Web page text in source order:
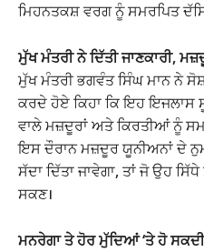
ਮਿਹਨਤਕਸ਼ ਵਰਗ ਨੂੰ ਸਮਰਪਿਤ
ਮੁੱਖ ਮੰਤਰੀ ਨੇ ਦਿੱਤੀ ਜਾਣਕਾਰੀ,
ਮੁੱਖ ਮੰਤਰੀ ਭਗਵੰਤ ਸਿੰਘ ਮਾਨ ਨੇ
ਕਰਦੇ ਹੋਏ ਕਿਹਾ ਕਿ ਇਹ ਇਜਲਾਸ
ਵਾਲੇ ਮਜ਼ਦੂਰਾਂ ਅਤੇ ਕਿਰਤੀਆਂ ਨੂੰ
ਇਸ ਦੌਰਾਨ ਮਜ਼ਦੂਰ ਯੂਨੀਅਨਾਂ ਦੇ
ਸੱਦਾ ਦਿੱਤਾ ਜਾਵੇਗਾ, ਤਾਂ ਜੋ ਉਹ
ਸਕਣ।
ਮਨਰੇਗਾ ਤੇ ਹੋਰ ਮੁੱਦਿਆਂ ‘ਤੇ ਹੋ